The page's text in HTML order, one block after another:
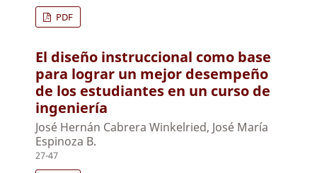
PDF
El diseño instruccional como base
para lograr un mejor desempeño
de los estudiantes en un curso de
ingeniería
José Hernán Cabrera Winkelried, José María
Espinoza B.
27-47